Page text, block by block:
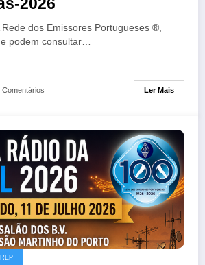
2026
dos Emissores Portugueses ®,
podem consultar…
Comentários Ler Mais
REP